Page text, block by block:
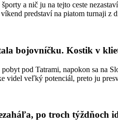
a nič ju na tejto ceste
víkend predstaví na piatom
bojovníčku. Kostik v
pod Tatrami, napokon sa na
videl veľký potenciál, preto ju
po troch týždňoch